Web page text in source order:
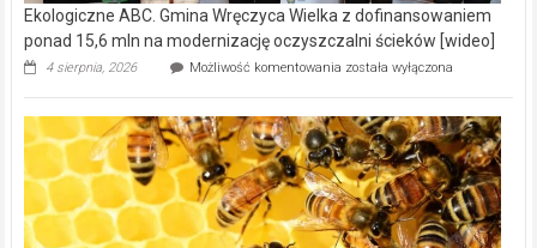
Ekologiczne ABC. Gmina Wręczyca Wielka z dofinansowaniem
ponad 15,6 mln na modernizację oczyszczalni ścieków [wideo]
4 sierpnia, 2026 Możliwość komentowania Ekologiczne
Wręczyca
Wielka
z
dofinansowaniem
ponad
15,6
mln
została wyłączona